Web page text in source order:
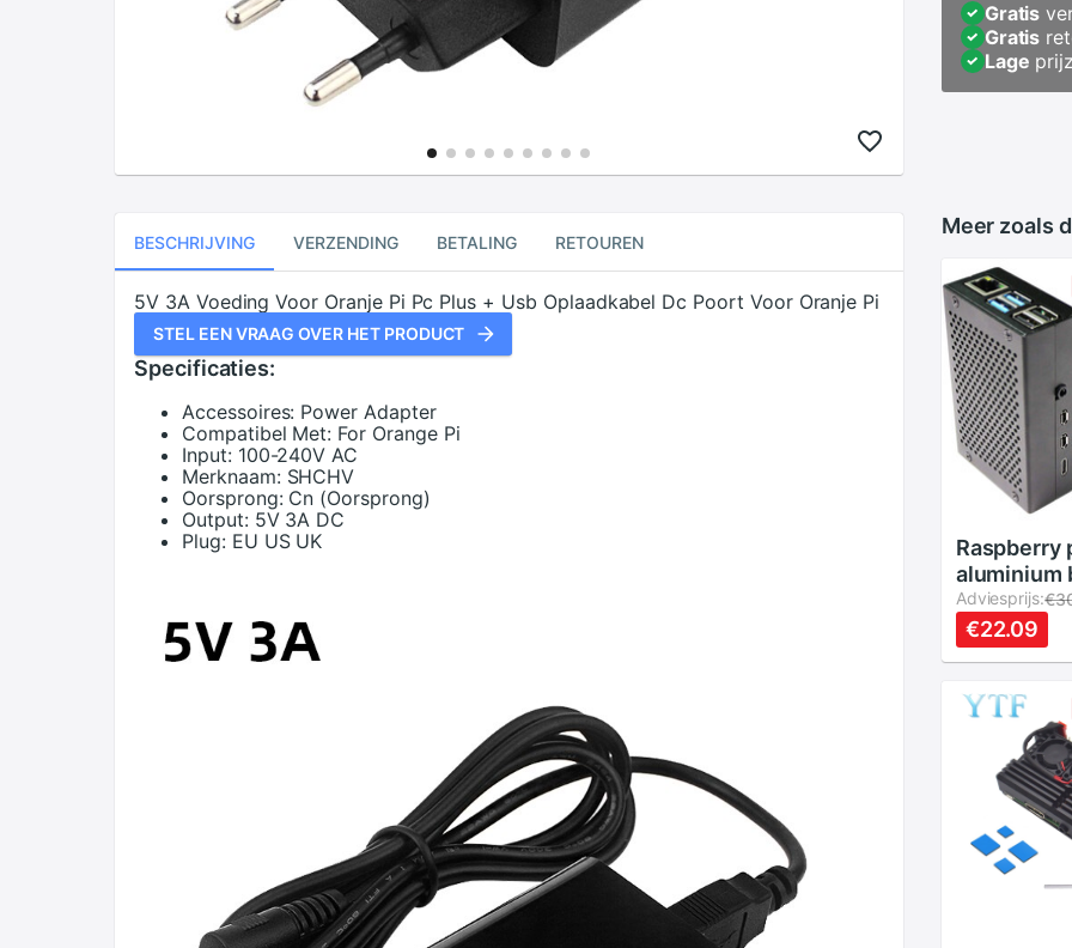
Gratis
Gratis
Lage
BESCHRIJVING VERZENDING BETALING RETOUREN
5V 3A Voeding Voor Oranje Pi Pc Plus + Usb Oplaadkabel Dc Poort Voor Oranje Pi
STEL EEN VRAAG OVER HET PRODUCT
Specificaties:
Accessoires: Power Adapter
Compatibel Met: For Orange Pi
Input: 100-240V AC
Merknaam: SHCHV
Oorsprong: Cn (Oorsprong)
Output: 5V 3A DC
Plug: EU US UK
Meer zoals
Raspberry pi 4
aluminium
pi4
ventilator
behuizing
ventilator
Adviesprijs:
€22.09